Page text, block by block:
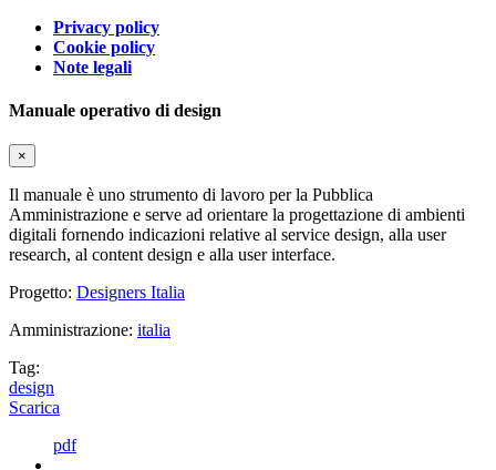
Privacy policy
Cookie policy
Note legali
Manuale operativo di design
×
Il manuale è uno strumento di lavoro per la Pubblica
Amministrazione e serve ad orientare la progettazione di ambienti
digitali fornendo indicazioni relative al service design, alla user
research, al content design e alla user interface.
Progetto: Designers Italia
Amministrazione: italia
Tag:
design
Scarica
pdf